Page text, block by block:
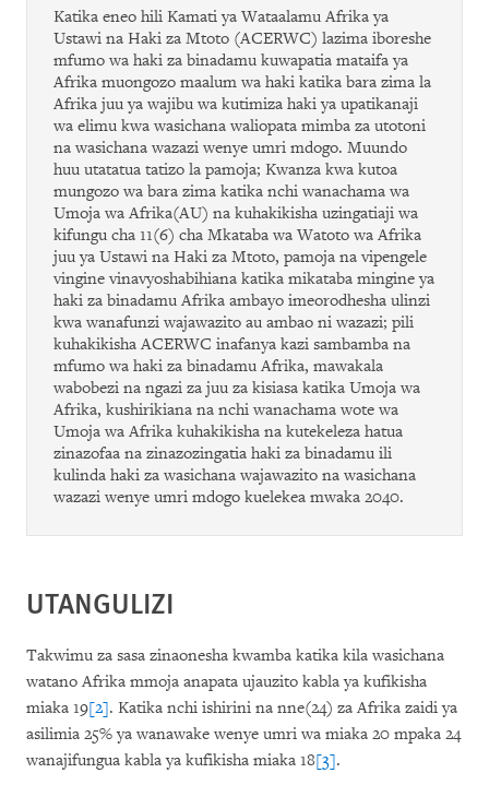
Katika eneo hili Kamati ya Wataalamu Afrika ya
Ustawi na Haki za Mtoto (ACERWC) lazima iboreshe
mfumo wa haki za binadamu kuwapatia mataifa ya
Afrika muongozo maalum wa haki katika bara zima la
Afrika juu ya wajibu wa kutimiza haki ya upatikanaji
wa elimu kwa wasichana waliopata mimba za utotoni
na wasichana wazazi wenye umri mdogo. Muundo
huu utatatua tatizo la pamoja; Kwanza kwa kutoa
mungozo wa bara zima katika nchi wanachama wa
Umoja wa Afrika(AU) na kuhakikisha uzingatiaji wa
kifungu cha 11(6) cha Mkataba wa Watoto wa Afrika
juu ya Ustawi na Haki za Mtoto, pamoja na vipengele
vingine vinavyoshabihiana katika mikataba mingine ya
haki za binadamu Afrika ambayo imeorodhesha ulinzi
kwa wanafunzi wajawazito au ambao ni wazazi; pili
kuhakikisha ACERWC inafanya kazi sambamba na
mfumo wa haki za binadamu Afrika, mawakala
wabobezi na ngazi za juu za kisiasa katika Umoja wa
Afrika, kushirikiana na nchi wanachama wote wa
Umoja wa Afrika kuhakikisha na kutekeleza hatua
zinazofaa na zinazozingatia haki za binadamu ili
kulinda haki za wasichana wajawazito na wasichana
wazazi wenye umri mdogo kuelekea mwaka 2040.
UTANGULIZI
Takwimu za sasa zinaonesha kwamba katika kila wasichana
watano Afrika mmoja anapata ujauzito kabla ya kufikisha
miaka 19[2]. Katika nchi ishirini na nne(24) za Afrika zaidi ya
asilimia 25% ya wanawake wenye umri wa miaka 20 mpaka 24
wanajifungua kabla ya kufikisha miaka 18[3].